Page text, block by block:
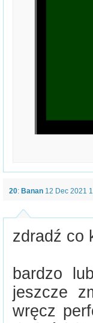
20: Banan 12 Dec 2021
zdradź co
bardzo
jeszcze
wręcz